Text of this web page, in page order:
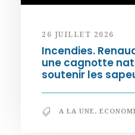
26 JUILLET 2026
Incendies.
une cagnotte
soutenir les
A LA UNE,